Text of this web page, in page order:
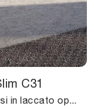
C31